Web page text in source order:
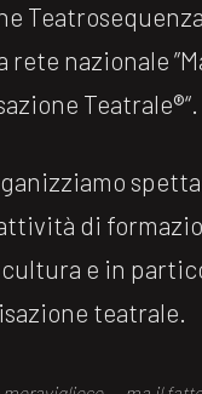
rete nazionale
Teatrale®️“.
di
e in
teatrale.